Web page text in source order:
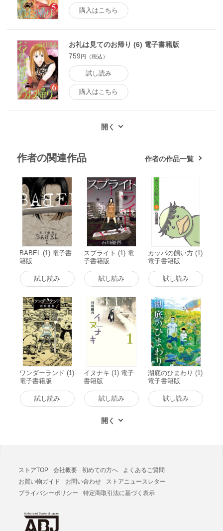
購入はこちら
お礼は見てのお帰り (6) 電子書籍版
759円（税込）
試し読み
購入はこちら
作者の関連作品 作者の作品一覧
BABEL (1) 電子書
籍版
試し読み
スプライト (1) 電
子書籍版
試し読み
カッパの飼い方 (1)
電子書籍版
試し読み
ワンダーランド (1)
電子書籍版
試し読み
イヌナキ (1) 電子
書籍版
試し読み
湖底のひまわり (1)
電子書籍版
試し読み
ストアTOP 会社概要 初めての方へ
よくあるご質問
お買い物ガイド
お問い合わせ
ストアニュースレター
プライバシーポリシー
特定商取引法に基づく表示